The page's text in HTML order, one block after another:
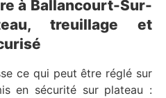
à Ballancourt-Sur-
treuillage et
ce qui peut être réglé sur
en sécurité sur plateau :